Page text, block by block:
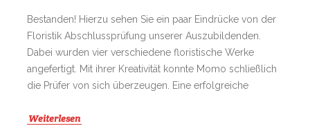
Bestanden! Hierzu sehen Sie ein paar Eindrücke von der
Floristik Abschlussprüfung unserer Auszubildenden.
Dabei wurden vier verschiedene floristische Werke
angefertigt. Mit ihrer Kreativität konnte Momo schließlich
die Prüfer von sich überzeugen. Eine erfolgreiche
Weiterlesen